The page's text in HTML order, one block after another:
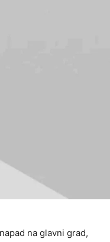
na glavni grad,